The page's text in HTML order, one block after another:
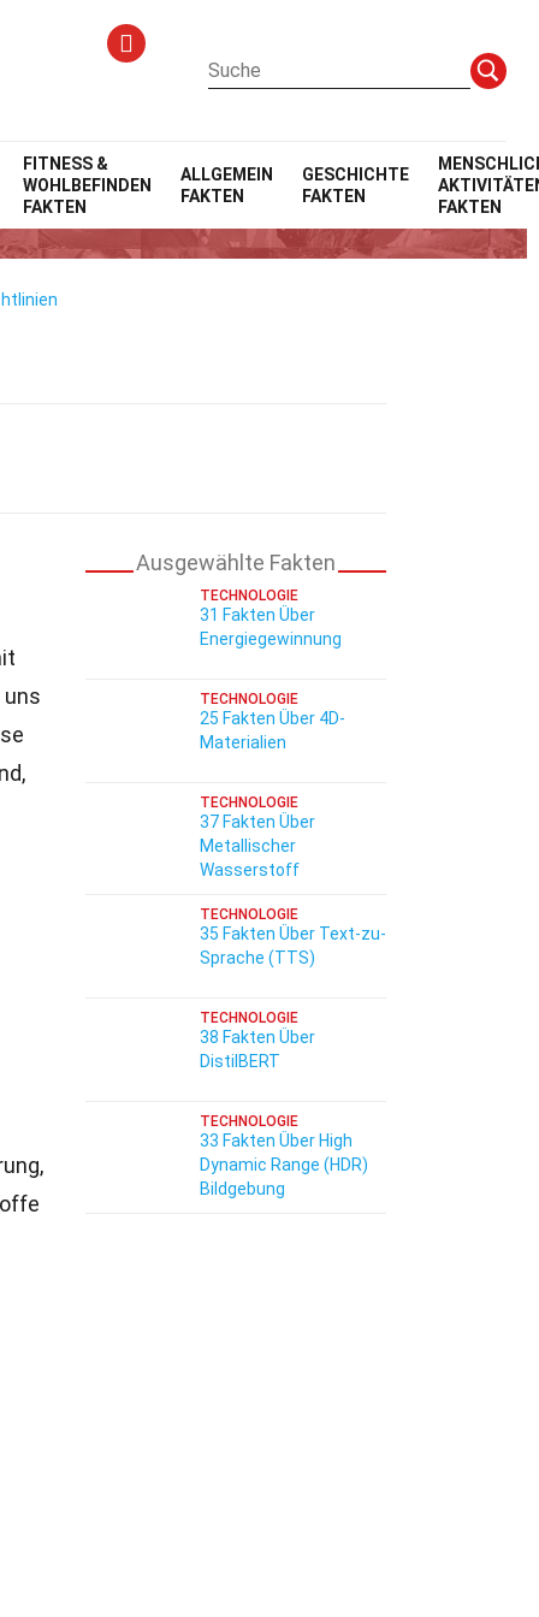
FITNESS &
WOHLBEFINDEN
FAKTEN
ALLGEMEIN
FAKTEN
GESCHICHTE
FAKTEN
FAKTEN
Ausgewählte Fakten
TECHNOLOGIE
31 Fakten Über
Energiegewinnung
TECHNOLOGIE
25 Fakten Über 4D-
Materialien
TECHNOLOGIE
37 Fakten Über
Metallischer
Wasserstoff
TECHNOLOGIE
35 Fakten Über Text-zu-
Sprache (TTS)
TECHNOLOGIE
38 Fakten Über
DistilBERT
TECHNOLOGIE
33 Fakten Über High
Dynamic Range (HDR)
Bildgebung